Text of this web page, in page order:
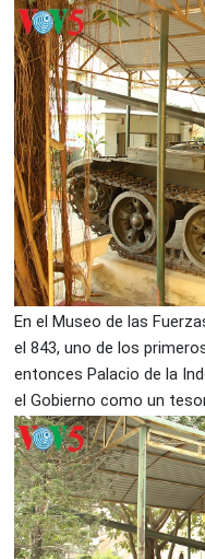
En el Museo de las
el 843, uno de los
entonces Palacio de la
el Gobierno como un